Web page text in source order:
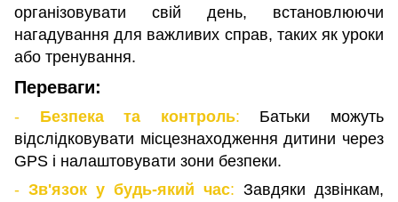
організовувати свій день, встановлюючи
нагадування для важливих справ, таких як уроки
або тренування.
Переваги:
- Безпека та контроль: Батьки можуть
відслідковувати місцезнаходження дитини через
GPS і налаштовувати зони безпеки.
- Зв'язок у будь-який час: Завдяки дзвінкам,